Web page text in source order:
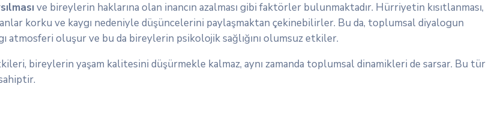
ve bireylerin haklarına olan inancın azalması gibi faktörler bulunmaktadır. Hürriyetin kısıtlanması,
korku ve kaygı nedeniyle düşüncelerini paylaşmaktan çekinebilirler. Bu da, toplumsal diyalogun
atmosferi oluşur ve bu da bireylerin psikolojik sağlığını olumsuz etkiler.
bireylerin yaşam kalitesini düşürmekle kalmaz, aynı zamanda toplumsal dinamikleri de sarsar. Bu tür